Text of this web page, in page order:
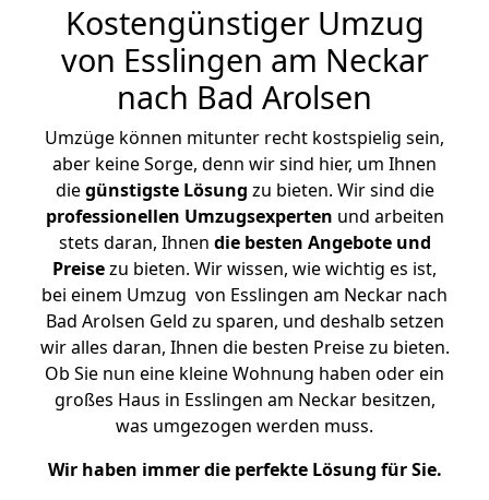
Kostengünstiger Umzug
von Esslingen am Neckar
nach Bad Arolsen
Umzüge können mitunter recht kostspielig sein,
aber keine Sorge, denn wir sind hier, um Ihnen
diegünstigste Lösung zu bieten. Wir sind die
professionellen Umzugsexperten und arbeiten
stets daran, Ihnen die besten Angebote und
Preisezu bieten. Wir wissen, wie wichtig es ist,
bei einem Umzug von Esslingen am Neckar nach
Bad Arolsen Geld zu sparen, und deshalb setzen
wir alles daran, Ihnen die besten Preise zu bieten.
Ob Sie nun eine kleine Wohnung haben oder ein
großes Haus in Esslingen am Neckar besitzen,
was umgezogen werden muss.
Wir haben immer die perfekte Lösung für Sie.